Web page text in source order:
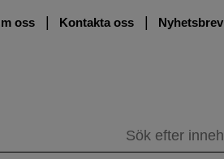
oss Kontakta oss Nyhetsbrev
Sök